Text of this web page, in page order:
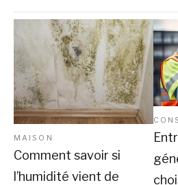
MAISON
Comment savoir si
l’humidité vient de